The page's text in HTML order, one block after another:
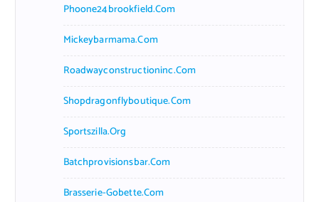
Phoone24brookfield.com
Mickeybarmama.com
Roadwayconstructioninc.com
Shopdragonflyboutique.com
Sportszilla.org
Batchprovisionsbar.com
Brasserie-Gobette.com